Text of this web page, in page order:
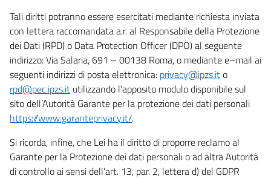
Tali diritti potranno essere esercitati mediante richiesta inviata
con lettera raccomandata a.r. al Responsabile della Protezione
dei Dati (RPD) o Data Protection Officer (DPO) al seguente
indirizzo: Via Salaria, 691 – 00138 Roma, o mediante e–mail ai
seguenti indirizzi di posta elettronica: privacy@ipzs.ito
rpd@pec.ipzs.it utilizzando l’apposito modulo disponibile sul
sito dell’Autorità Garante per la protezione dei dati personali
https://www.garanteprivacy.it/.
Si ricorda, infine, che Lei ha il diritto di proporre reclamo al
Garante per la Protezione dei dati personali o ad altra Autorità
di controllo ai sensi dell’art. 13, par. 2, lettera d) del GDPR